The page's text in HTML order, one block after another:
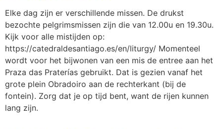
Elke dag zijn er verschillende missen. De drukst
bezochte pelgrimsmissen zijn die van 12.00u en 19.30u.
Kijk voor alle mistijden op:
https://catedraldesantiago.es/en/liturgy/ Momenteel
wordt voor het bijwonen van een mis de entree aan het
Praza das Praterías gebruikt. Dat is gezien vanaf het
grote plein Obradoiro aan de rechterkant (bij de
fontein). Zorg dat je op tijd bent, want de rijen kunnen
lang zijn.